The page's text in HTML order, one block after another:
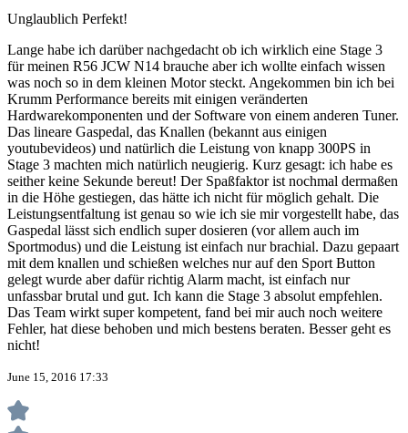
Unglaublich Perfekt!
Lange habe ich darüber nachgedacht ob ich wirklich eine Stage 3
für meinen R56 JCW N14 brauche aber ich wollte einfach wissen
was noch so in dem kleinen Motor steckt. Angekommen bin ich bei
Krumm Performance bereits mit einigen veränderten
Hardwarekomponenten und der Software von einem anderen Tuner.
Das lineare Gaspedal, das Knallen (bekannt aus einigen
youtubevideos) und natürlich die Leistung von knapp 300PS in
Stage 3 machten mich natürlich neugierig. Kurz gesagt: ich habe es
seither keine Sekunde bereut! Der Spaßfaktor ist nochmal dermaßen
in die Höhe gestiegen, das hätte ich nicht für möglich gehalt. Die
Leistungsentfaltung ist genau so wie ich sie mir vorgestellt habe, das
Gaspedal lässt sich endlich super dosieren (vor allem auch im
Sportmodus) und die Leistung ist einfach nur brachial. Dazu gepaart
mit dem knallen und schießen welches nur auf den Sport Button
gelegt wurde aber dafür richtig Alarm macht, ist einfach nur
unfassbar brutal und gut. Ich kann die Stage 3 absolut empfehlen.
Das Team wirkt super kompetent, fand bei mir auch noch weitere
Fehler, hat diese behoben und mich bestens beraten. Besser geht es
nicht!
June 15, 2016 17:33